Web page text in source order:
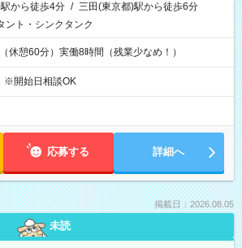
から徒歩4分 / 三田(東京都)駅から徒歩6分
ント・シンクタンク
休憩60分）実働8時間（残業少なめ！）
開始日相談OK
応募する 詳細へ
掲載日：2026.08.05
未読